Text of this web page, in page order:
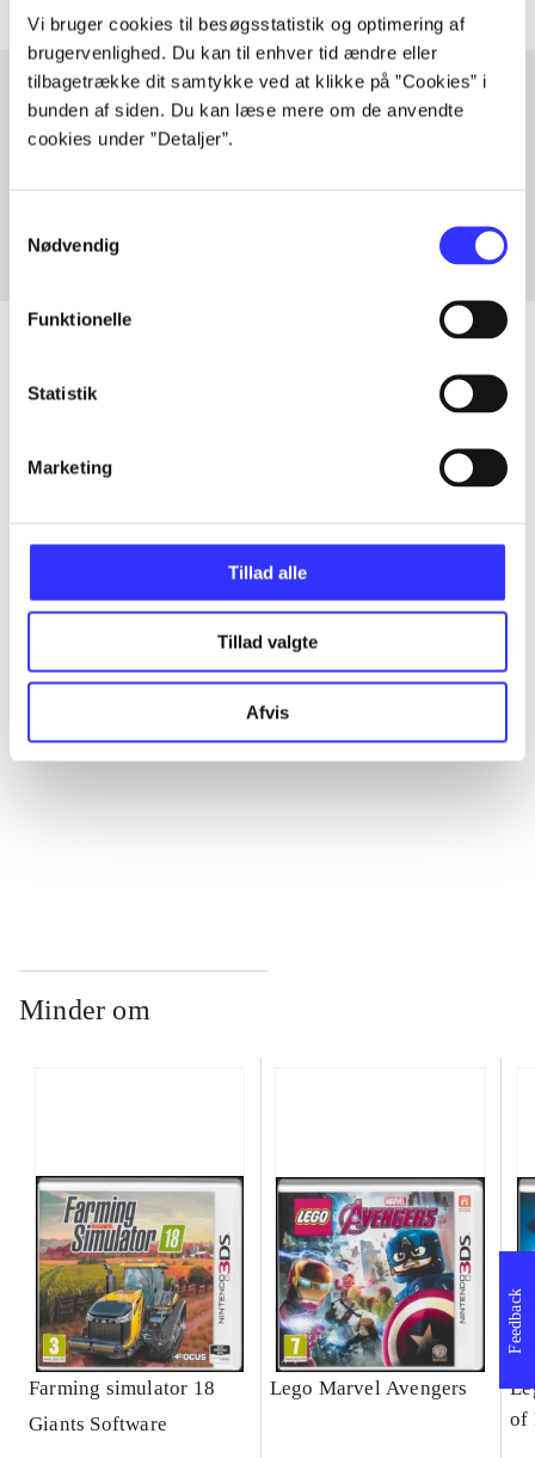
Vi bruger cookies til besøgsstatistik og optimering af
brugervenlighed. Du kan til enhver tid ændre eller
tilbagetrække dit samtykke ved at klikke på ”Cookies” i
bunden af siden. Du kan læse mere om de anvendte
cookies under ”Detaljer”.
Nødvendig
Funktionelle
Statistik
Marketing
Tillad alle
Tillad valgte
Afvis
Artikler med samme emner
...
...
Minder om
Farming simulator 18
Giants Software
Lego Marvel Avengers
of
Feedback